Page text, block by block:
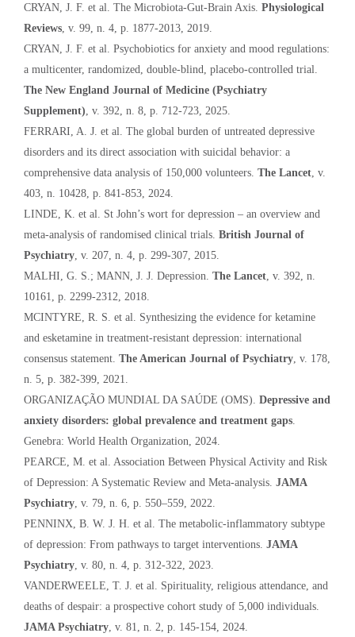
CRYAN, J. F. et al. The Microbiota-Gut-Brain Axis. Physiological
Reviews , v. 99, n. 4, p. 1877-2013, 2019.
CRYAN, J. F. et al. Psychobiotics for anxiety and mood regulations:
a multicenter, randomized, double-blind, placebo-controlled trial.
The New England Journal of Medicine (Psychiatry
Supplement) , v. 392, n. 8, p. 712-723, 2025.
FERRARI, A. J. et al. The global burden of untreated depressive
disorders and its direct association with suicidal behavior: a
comprehensive data analysis of 150,000 volunteers. The Lancet , v.
403, n. 10428, p. 841-853, 2024.
LINDE, K. et al. St John’s wort for depression – an overview and
meta-analysis of randomised clinical trials. British Journal of
Psychiatry , v. 207, n. 4, p. 299-307, 2015.
MALHI, G. S.; MANN, J. J. Depression. The Lancet , v. 392, n.
10161, p. 2299-2312, 2018.
MCINTYRE, R. S. et al. Synthesizing the evidence for ketamine
and esketamine in treatment-resistant depression: international
consensus statement. The American Journal of Psychiatry , v. 178,
n. 5, p. 382-399, 2021.
ORGANIZAÇÃO MUNDIAL DA SAÚDE (OMS). Depressive and
anxiety disorders: global prevalence and treatment gaps
Genebra: World Health Organization, 2024.
PEARCE, M. et al. Association Between Physical Activity and Risk
of Depression: A Systematic Review and Meta-analysis. JAMA
Psychiatry , v. 79, n. 6, p. 550–559, 2022.
PENNINX, B. W. J. H. et al. The metabolic-inflammatory subtype
of depression: From pathways to target interventions. JAMA
Psychiatry , v. 80, n. 4, p. 312-322, 2023.
VANDERWEELE, T. J. et al. Spirituality, religious attendance, and
deaths of despair: a prospective cohort study of 5,000 individuals.
JAMA Psychiatry , v. 81, n. 2, p. 145-154, 2024.